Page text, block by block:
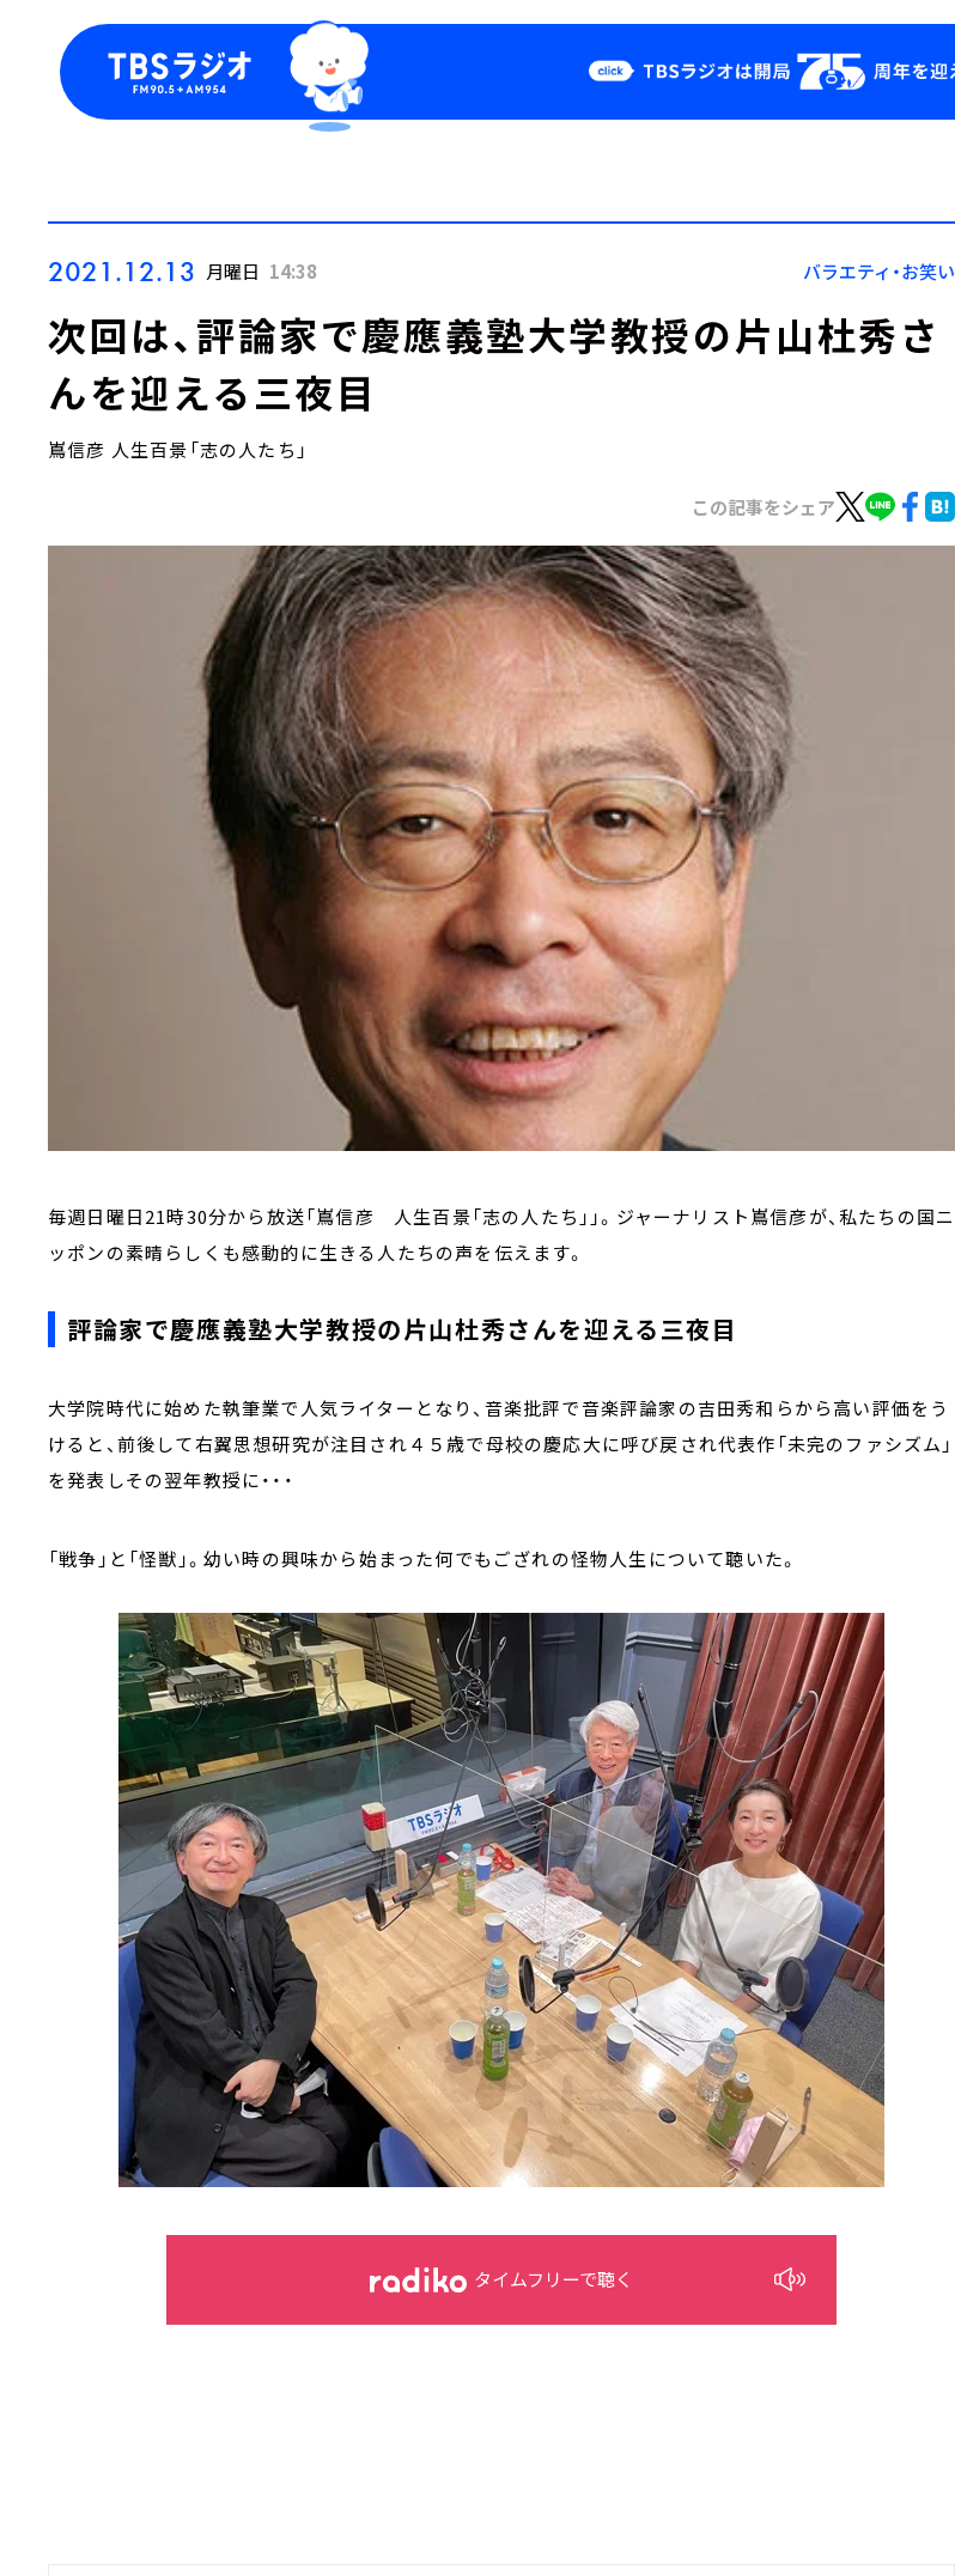
Podcast
YouTube
会社情報
2021.12.13 月曜日 14:38 バラエティ・お笑い
次回は、評論家で慶應義塾大学教授の片山杜秀さ
んを迎える三夜目
嶌信彦 人生百景「志の人たち」
この記事をシェア
毎週日曜日21時30分から放送「嶌信彦 人生百景「志の人たち」」。ジャーナリスト嶌信彦が、私たちの国ニ
ッポンの素晴らしくも感動的に生きる人たちの声を伝えます。
評論家で慶應義塾大学教授の片山杜秀さんを迎える三夜目
大学院時代に始めた執筆業で人気ライターとなり、音楽批評で音楽評論家の吉田秀和らから高い評価をう
けると、前後して右翼思想研究が注目され４５歳で母校の慶応大に呼び戻され代表作「未完のファシズム」
を発表しその翌年教授に・・・
「戦争」と「怪獣」。幼い時の興味から始まった何でもござれの怪物人生について聴いた。
タイムフリーで聴く